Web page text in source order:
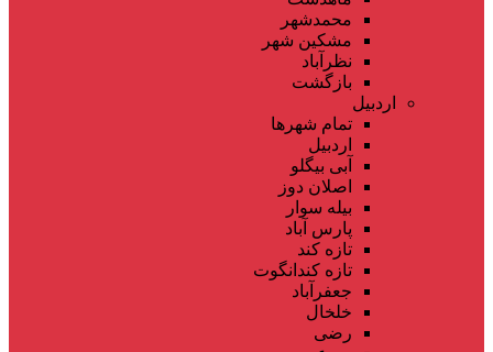
محمدشهر
مشکین شهر
نظرآباد
بازگشت
اردبیل
تمام شهر‌ها
اردبیل
آبی بیگلو
اصلان دوز
بیله سوار
پارس آباد
تازه کند
تازه کندانگوت
جعفرآباد
خلخال
رضی